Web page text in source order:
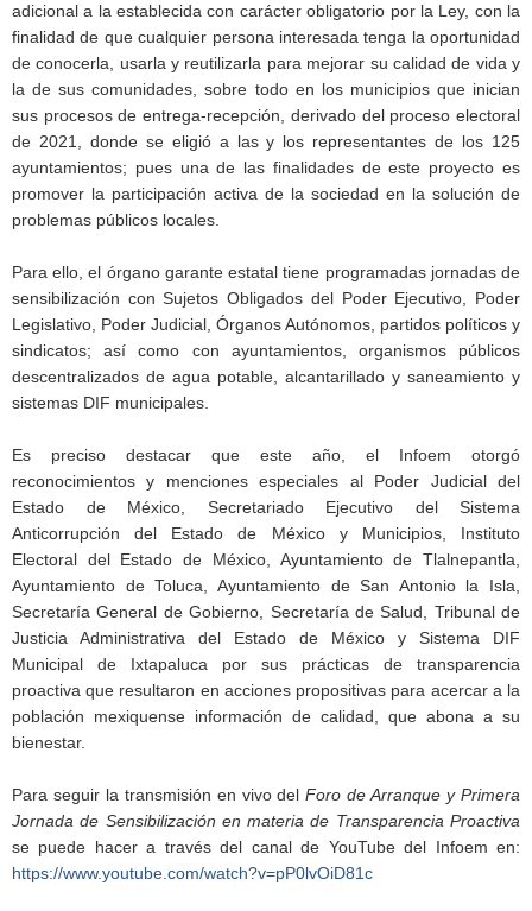
adicional a la establecida con carácter obligatorio por la Ley, con la
finalidad de que cualquier persona interesada tenga la oportunidad
de conocerla, usarla y reutilizarla para mejorar su calidad de vida y
la de sus comunidades, sobre todo en los municipios que inician
sus procesos de entrega-recepción, derivado del proceso electoral
de 2021, donde se eligió a las y los representantes de los 125
ayuntamientos; pues una de las finalidades de este proyecto es
promover la participación activa de la sociedad en la solución de
problemas públicos locales.
Para ello, el órgano garante estatal tiene programadas jornadas de
sensibilización con Sujetos Obligados del Poder Ejecutivo, Poder
Legislativo, Poder Judicial, Órganos Autónomos, partidos políticos y
sindicatos; así como con ayuntamientos, organismos públicos
descentralizados de agua potable, alcantarillado y saneamiento y
sistemas DIF municipales.
Es preciso destacar que este año, el Infoem otorgó
reconocimientos y menciones especiales al Poder Judicial del
Estado de México, Secretariado Ejecutivo del Sistema
Anticorrupción del Estado de México y Municipios, Instituto
Electoral del Estado de México, Ayuntamiento de Tlalnepantla,
Ayuntamiento de Toluca, Ayuntamiento de San Antonio la Isla,
Secretaría General de Gobierno, Secretaría de Salud, Tribunal de
Justicia Administrativa del Estado de México y Sistema DIF
Municipal de Ixtapaluca por sus prácticas de transparencia
proactiva que resultaron en acciones propositivas para acercar a la
población mexiquense información de calidad, que abona a su
bienestar.
Para seguir la transmisión en vivo delForo de Arranque y Primera
Jornada de Sensibilización en materia de Transparencia Proactiva
se puede hacer a través del canal de YouTube del Infoem en:
https://www.youtube.com/watch?v=pP0lvOiD81c